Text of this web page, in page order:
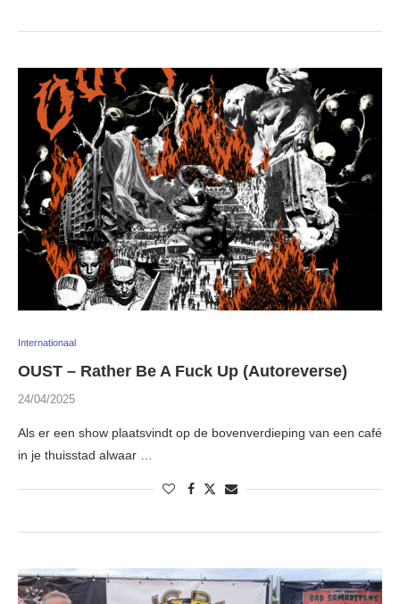
Internationaal
OUST – Rather Be A Fuck Up (Autoreverse)
24/04/2025
Als er een show plaatsvindt op de bovenverdieping van een café
in je thuisstad alwaar …